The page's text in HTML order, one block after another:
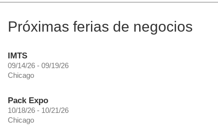
Próximas ferias de negocios
IMTS
09/14/26 - 09/19/26
Chicago
Pack Expo
10/18/26 - 10/21/26
Chicago